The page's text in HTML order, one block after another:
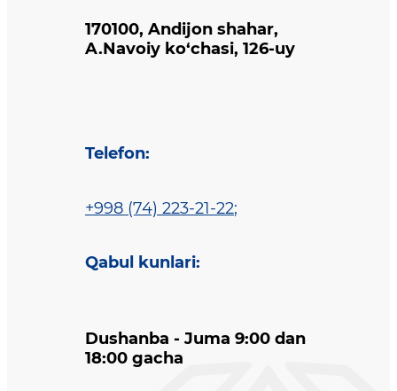
170100, Andijon shahar,
A.Navoiy ko‘chasi, 126-uy
Telefon:
+998 (74) 223-21-22;
Qabul kunlari:
Dushanba - Juma 9:00 dan
18:00 gacha